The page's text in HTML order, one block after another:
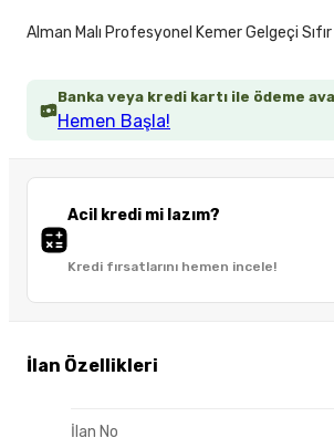
Banka veya kredi kartı ile ödeme
Hemen Başla!
Acil kredi mi lazım?
Kredi fırsatlarını hemen incele!
İlan Özellikleri
İlan No
Alman Malı Profesyonel Kemer Gelgeçi